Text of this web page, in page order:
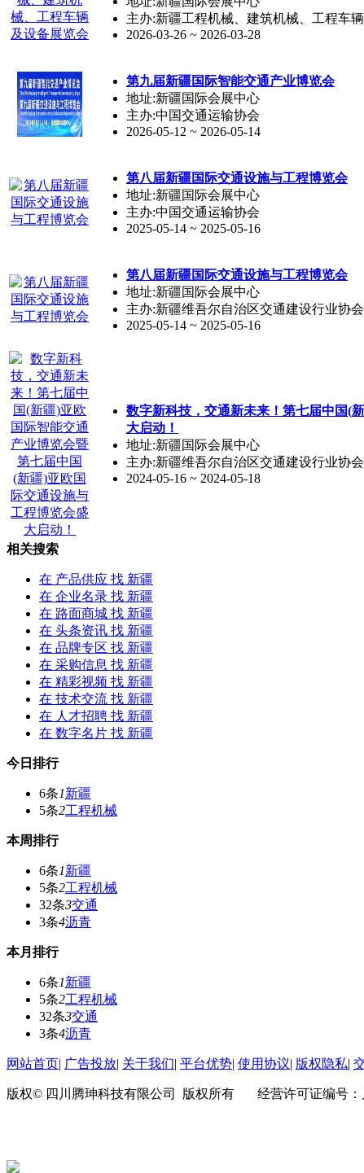
主办:新疆工程机械、建筑机械、工程车
2026-03-26 ~ 2026-03-28
第九届新疆国际智能交通产业博览会
地址:新疆国际会展中心
主办:中国交通运输协会
2026-05-12 ~ 2026-05-14
第八届新疆国际交通设施与工程博览会
地址:新疆国际会展中心
主办:中国交通运输协会
2025-05-14 ~ 2025-05-16
第八届新疆国际交通设施与工程博览会
地址:新疆国际会展中心
主办:新疆维吾尔自治区交通建设行业协会
2025-05-14 ~ 2025-05-16
数字新科技，交通新未来！第七届中国(
大启动！
地址:新疆国际会展中心
主办:新疆维吾尔自治区交通建设行业协
2024-05-16 ~ 2024-05-18
相关搜索
在 产品供应 找 新疆
在 企业名录 找 新疆
在 路面商城 找 新疆
在 头条资讯 找 新疆
在 品牌专区 找 新疆
在 采购信息 找 新疆
在 精彩视频 找 新疆
在 技术交流 找 新疆
在 人才招聘 找 新疆
在 数字名片 找 新疆
今日排行
6条1新疆
5条2工程机械
本周排行
6条1新疆
5条2工程机械
32条3交通
3条4沥青
本月排行
6条1新疆
5条2工程机械
32条3交通
3条4沥青
网站首页| 广告投放| 关于我们| 平台优势| 使用协议| 版权隐私|
版权© 四川腾珅科技有限公司 版权所有 经营许可证编号：